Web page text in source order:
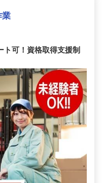
業
ト可！資格取得支援制